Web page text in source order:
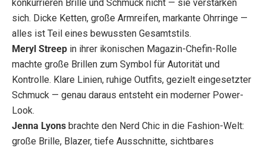
konkurrieren Brille und Schmuck nicht — sie verstärken
sich. Dicke Ketten, große Armreifen, markante Ohrringe —
alles ist Teil eines bewussten Gesamtstils.
Meryl Streep in ihrer ikonischen Magazin-Chefin-Rolle
machte große Brillen zum Symbol für Autorität und
Kontrolle. Klare Linien, ruhige Outfits, gezielt eingesetzter
Schmuck — genau daraus entsteht ein moderner Power-
Look.
Jenna Lyons brachte den Nerd Chic in die Fashion-Welt:
große Brille, Blazer, tiefe Ausschnitte, sichtbares